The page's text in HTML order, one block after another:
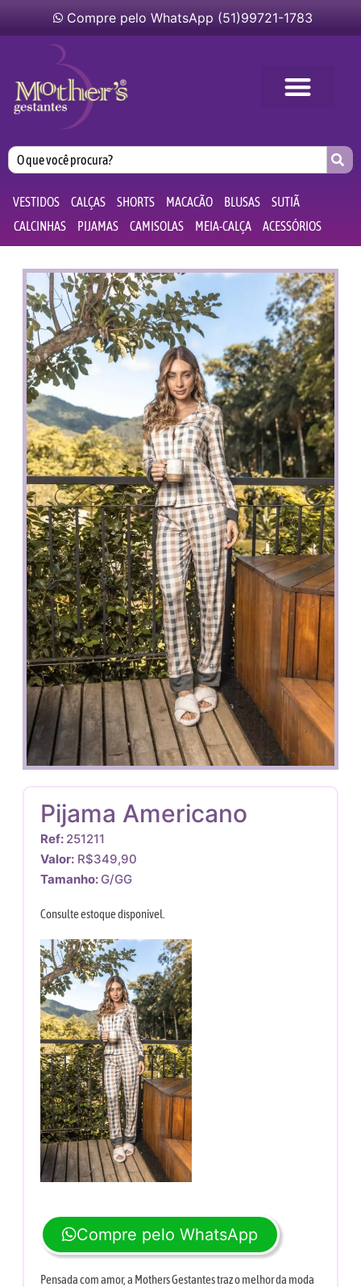
Compre pelo WhatsApp (51)99721-1783
VESTIDOS CALÇAS SHORTS MACACÃO BLUSAS
SUTIÃ
CALCINHAS
PIJAMAS CAMISOLAS MEIA-CALÇA ACESSÓRIOS
Pijama Americano
Ref: 251211
Valor: R$349,90
Tamanho: G/GG
Consulte estoque disponível.
Compre pelo WhatsApp
Pensada com amor, a Mothers Gestantes traz o melhor da moda